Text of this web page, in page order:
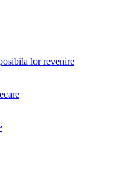
lor revenire